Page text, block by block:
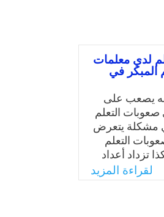
لدي معلمات
المبكر في
يصعب على
التعلم
مشكلة يتعرض
التعلم
تزداد أعداد
المبكرة
رياض
لقراءة المزيد